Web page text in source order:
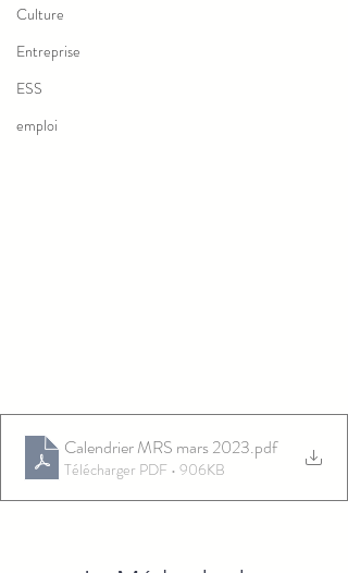
Culture
Entreprise
ESS
emploi
Calendrier MRS mars 2023.pdf
Télécharger PDF • 906KB